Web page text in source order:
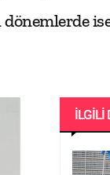
dönemlerde
İLGILI